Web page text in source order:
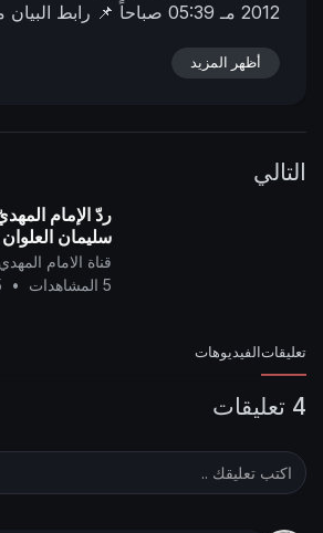
2012 مـ
05:39 صباحاً
📌 رابط البيان
p=30716
أظهر المزيد
التالي
ردّ الإمام
سليمان
قناة الامام
5 المشاهدات
•
تعليقات الفيديوهات
4 تعليقات